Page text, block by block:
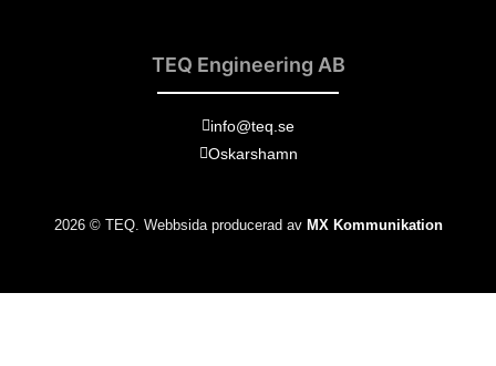
TEQ Engineering AB
info@teq.se
Oskarshamn
2026 © TEQ. Webbsida producerad av MX Kommunikation